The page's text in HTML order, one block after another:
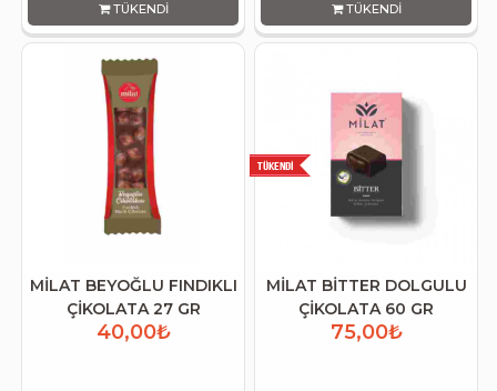
TÜKENDI TÜKENDI
MİLAT BEYOĞLU FINDIKLI
ÇİKOLATA 27 GR
40,00₺
MİLAT BİTTER DOLGULU
ÇİKOLATA 60 GR
75,00₺